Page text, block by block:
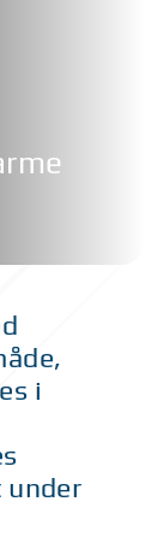
i
under